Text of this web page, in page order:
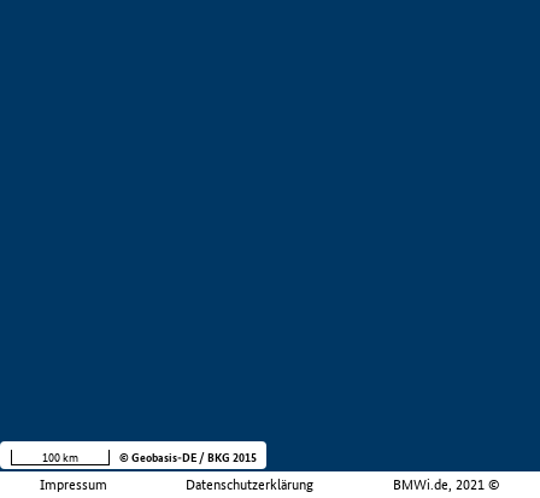
Impressum Datenschutzerklärung BMWi.de, 2021 ©
100 km © Geobasis-DE / BKG 2015